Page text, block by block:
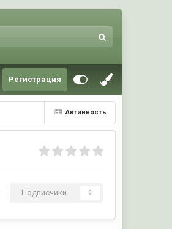
Регистрация
Активность
Подписчики 0